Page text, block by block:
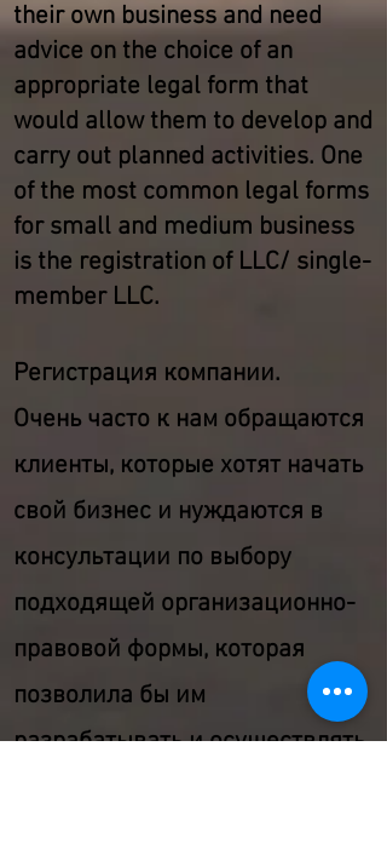
their own business and need
advice on the choice of an
appropriate legal form that
would allow them to develop and
carry out planned activities. One
of the most common legal forms
for small and medium business
is the registration of LLC/ single-
member LLC.
Регистрация компании.
Очень часто к нам обращаются
клиенты, которые хотят начать
свой бизнес и нуждаются в
консультации по выбору
подходящей организационно-
правовой формы, которая
позволила бы им
разрабатывать и осуществлять